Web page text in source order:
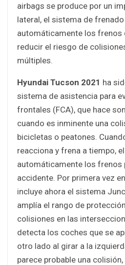
airbags se produce por un
lateral, el sistema de
automáticamente los frenos
reducir el riesgo de
múltiples.
Hyundai Tucson 2021 ha
sistema de asistencia para
frontales (FCA), que hace
cuando es inminente una
bicicletas o peatones.
reacciona y frena a tiempo,
automáticamente los frenos
accidente. Por primera vez
incluye ahora el sistema
amplía el rango de
colisiones en las
detecta los coches que se
otro lado al girar a la
parece probable una